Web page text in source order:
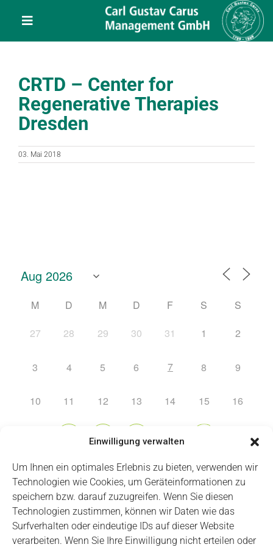
Einwilligung verwalten
Um Ihnen ein optimales Erlebnis zu bieten, verwenden wir
Technologien wie Cookies, um Geräteinformationen zu
speichern bzw. darauf zuzugreifen. Wenn Sie diesen
Technologien zustimmen, können wir Daten wie das
Surfverhalten oder eindeutige IDs auf dieser Website
verarbeiten. Wenn Sie Ihre Einwilligung nicht erteilen oder
Toggle
Navigation
Über uns
CRTD – Center for
Regenerative Therapies
Dresden
03. Mai 2018
M D M D F S
S
27
28 29 30 31 1 2
3 4 5 6 7 8 9
10 11 12 13 14 15 16
21
24 25 26 27 28 29 30
31 1 2 3 4 5